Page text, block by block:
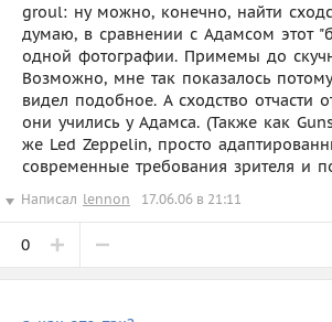
groul: ну можно, конечно, найти
думаю, в сравнении с Адамсом этот
одной фотографии. Примемы до
Возможно, мне так показалось
видел подобное. А сходство отчасти
они учились у Адамса. (Также как
же Led Zeppelin, просто
современные требования зрителя и
Написал lennon 17.06.06 в 21:11
0